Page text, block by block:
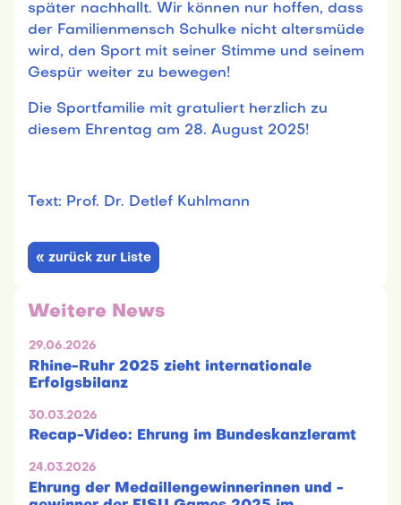
später nachhallt. Wir können nur hoffen, dass
der Familienmensch Schulke nicht altersmüde
wird, den Sport mit seiner Stimme und seinem
Gespür weiter zu bewegen!
Die Sportfamilie mit gratuliert herzlich zu
diesem Ehrentag am 28. August 2025!
Text: Prof. Dr. Detlef Kuhlmann
« zurück zur Liste
Weitere News
29.06.2026
Rhine-Ruhr 2025 zieht internationale
Erfolgsbilanz
30.03.2026
Recap-Video: Ehrung im Bundeskanzleramt
24.03.2026
Ehrung der Medaillengewinnerinnen und -